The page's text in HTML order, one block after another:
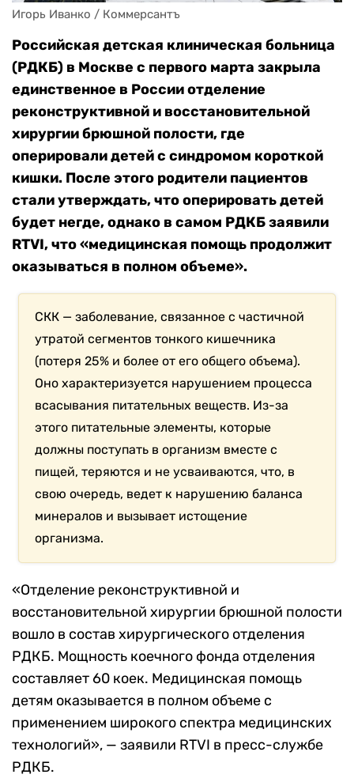
Игорь Иванко / Коммерсантъ
Российская детская клиническая больница
(РДКБ) в Москве с первого марта закрыла
единственное в России отделение
реконструктивной и восстановительной
хирургии брюшной полости, где
оперировали детей с синдромом короткой
кишки. После этого родители пациентов
стали утверждать, что оперировать детей
будет негде, однако в самом РДКБ заявили
RTVI, что «медицинская помощь продолжит
оказываться в полном объеме».
СКК — заболевание, связанное с частичной
утратой сегментов тонкого кишечника
(потеря 25% и более от его общего объема).
Оно характеризуется нарушением процесса
всасывания питательных веществ. Из-за
этого питательные элементы, которые
должны поступать в организм вместе с
пищей, теряются и не усваиваются, что, в
свою очередь, ведет к нарушению баланса
минералов и вызывает истощение
организма.
«Отделение реконструктивной и
восстановительной хирургии брюшной полости
вошло в состав хирургического отделения
РДКБ. Мощность коечного фонда отделения
составляет 60 коек. Медицинская помощь
детям оказывается в полном объеме с
применением широкого спектра медицинских
технологий», — заявили RTVI в пресс-службе
РДКБ.